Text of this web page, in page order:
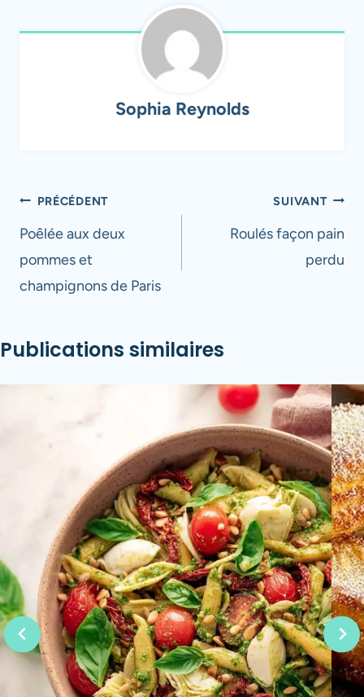
Sophia Reynolds
Navigation
de
l’article
PRÉCÉDENT
Poêlée aux deux
pommes et
champignons de Paris
SUIVANT
Roulés façon pain
perdu
Publications similaires